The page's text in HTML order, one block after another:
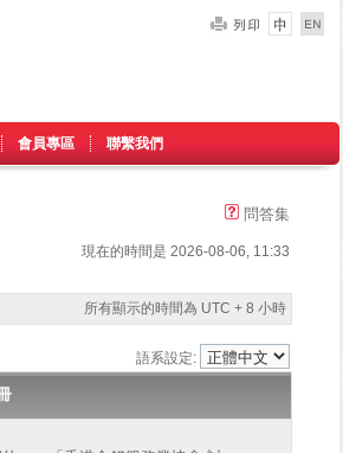
會員專區 聯繫我們
問答集
現在的時間是 2026-08-06, 11:33
所有顯示的時間為 UTC + 8 小時
語系設定: